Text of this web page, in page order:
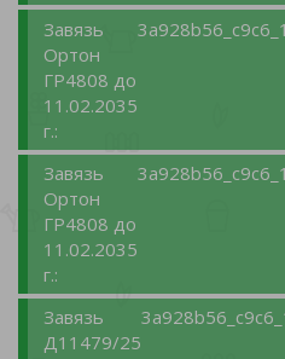
Завязь
Ортон
ГР4808 до
11.02.2035
г.:
Завязь
Ортон
ГР4808 до
11.02.2035
г.:
Завязь
Д11479/25